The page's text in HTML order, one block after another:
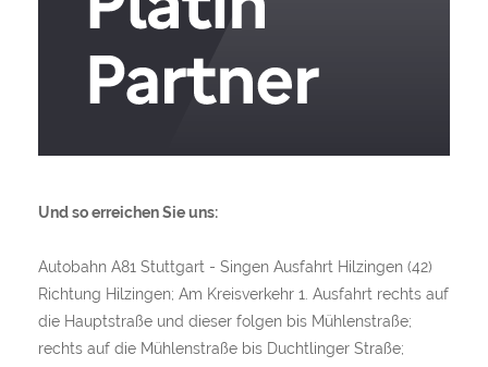
Und so erreichen Sie uns:
Autobahn A81 Stuttgart - Singen Ausfahrt Hilzingen (42)
Richtung Hilzingen; Am Kreisverkehr 1. Ausfahrt rechts auf
die Hauptstraße und dieser folgen bis Mühlenstraße;
rechts auf die Mühlenstraße bis Duchtlinger Straße;